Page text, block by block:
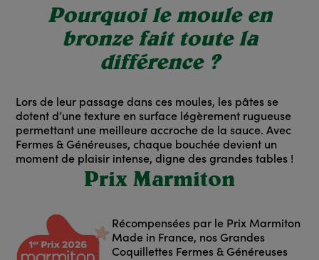
Pourquoi le moule en
bronze fait toute la
différence ?
Lors de leur passage dans ces moules, les pâtes se
dotent d’une texture en surface légèrement rugueuse
permettant une meilleure accroche de la sauce. Avec
Fermes & Généreuses, chaque bouchée devient un
moment de plaisir intense, digne des grandes tables !
Prix Marmiton
Récompensées par le Prix Marmiton
Made in France, nos Grandes
Coquillettes Fermes & Généreuses